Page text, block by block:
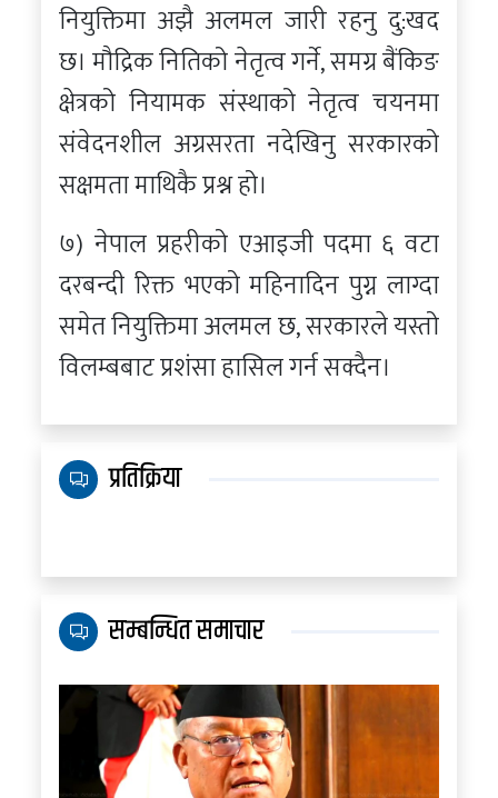
नियुक्तिमा अझै अलमल जारी रहनु दु:खद
छ। मौद्रिक नितिको नेतृत्व गर्ने, समग्र बैंकिङ
क्षेत्रको नियामक संस्थाको नेतृत्व चयनमा
संवेदनशील अग्रसरता नदेखिनु सरकारको
सक्षमता माथिकै प्रश्न हो।
७) नेपाल प्रहरीको एआइजी पदमा ६ वटा
दरबन्दी रिक्त भएको महिनादिन पुग्न लाग्दा
समेत नियुक्तिमा अलमल छ, सरकारले यस्तो
विलम्बबाट प्रशंसा हासिल गर्न सक्दैन।
प्रतिक्रिया
सम्बन्धित समाचार